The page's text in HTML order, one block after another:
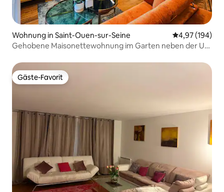
Wohnung in Saint-Ouen-sur-Seine
4,97 (194)
Gehobene Maisonettewohnung im Garten neben der U-
Gäste-Favorit
Gäste-Favorit